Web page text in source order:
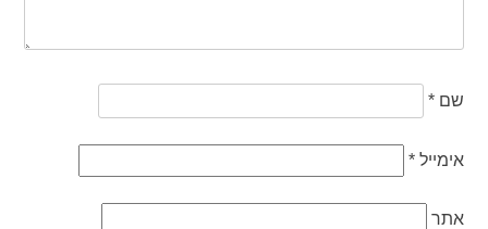
שם*
אימייל*
אתר